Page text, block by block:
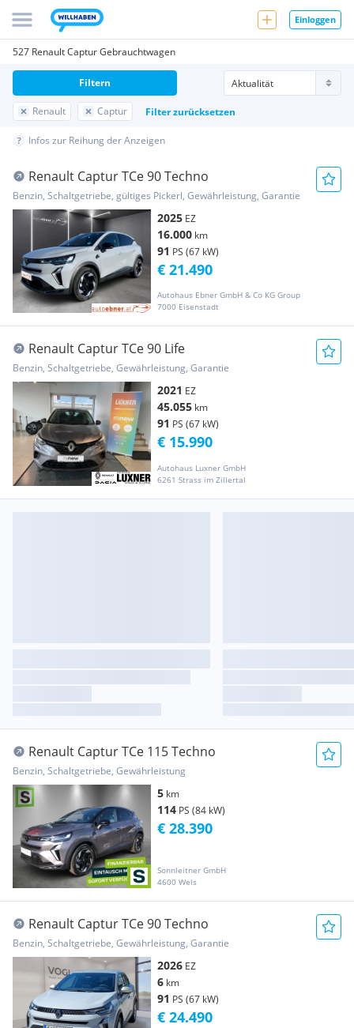
Einloggen
527 Renault Captur Gebrauchtwagen
Renault Captur Filter zurücksetzen
Filtern
Infos zur Reihung der Anzeigen
Renault Captur TCe 90 Techno
Benzin, Schaltgetriebe, gültiges Pickerl, Gewährleistung, Garantie
2025 EZ
16.000 km
91 PS (67 kW)
Autohaus Ebner GmbH & Co KG Group
7000 Eisenstadt
€ 21.490
Renault Captur TCe 90 Life
Benzin, Schaltgetriebe, Gewährleistung, Garantie
2021 EZ
45.055 km
91 PS (67 kW)
Autohaus Luxner GmbH
6261 Strass im Zillertal
€ 15.990
Renault Captur TCe 115 Techno
Benzin, Schaltgetriebe, Gewährleistung
5 km
114 PS (84 kW)
Sonnleitner GmbH
4600 Wels
€ 28.390
Renault Captur TCe 90 Techno
Benzin, Schaltgetriebe, Gewährleistung, Garantie
2026 EZ
6 km
91 PS (67 kW)
€ 24.490